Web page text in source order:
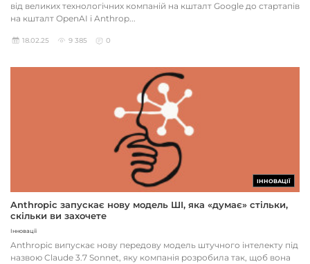
від великих технологічних компаній на кшталт Google до стартапів
на кшталт OpenAI і Anthrop...
18.02.25 9 385 0
ІННОВАЦІЇ
Anthropic запускає нову модель ШІ, яка «думає» стільки,
скільки ви захочете
Інновації
Anthropic випускає нову передову модель штучного інтелекту під
назвою Claude 3.7 Sonnet, яку компанія розробила так, щоб вона